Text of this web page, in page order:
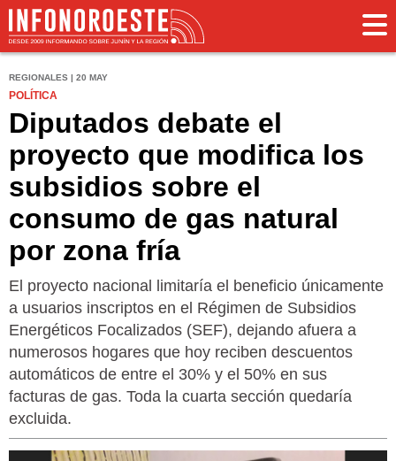
REGIONALES | 20 MAY
POLÍTICA
Diputados debate el
proyecto que modifica los
subsidios sobre el
consumo de gas natural
por zona fría
El proyecto nacional limitaría el beneficio únicamente
a usuarios inscriptos en el Régimen de Subsidios
Energéticos Focalizados (SEF), dejando afuera a
numerosos hogares que hoy reciben descuentos
automáticos de entre el 30% y el 50% en sus
facturas de gas. Toda la cuarta sección quedaría
excluida.